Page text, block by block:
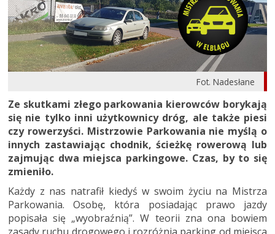
Fot. Nadesłane
Ze skutkami złego parkowania kierowców borykają
się nie tylko inni użytkownicy dróg, ale także piesi
czy rowerzyści. Mistrzowie Parkowania nie myślą o
innych zastawiając chodnik, ścieżkę rowerową lub
zajmując dwa miejsca parkingowe. Czas, by to się
zmieniło.
Każdy z nas natrafił kiedyś w swoim życiu na Mistrza
Parkowania. Osobę, która posiadając prawo jazdy
popisała się „wyobraźnią”. W teorii zna ona bowiem